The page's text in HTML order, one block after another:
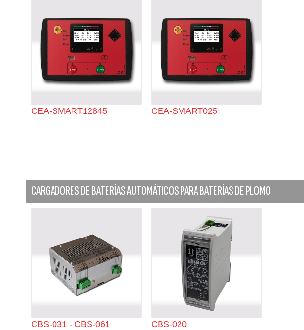
CEA-SMART12845 CEA-SMART025
CARGADORES DE BATERÍAS AUTOMÁTICOS PARA BATERÍAS DE PLOMO
CBS-031 - CBS-061 CBS-020